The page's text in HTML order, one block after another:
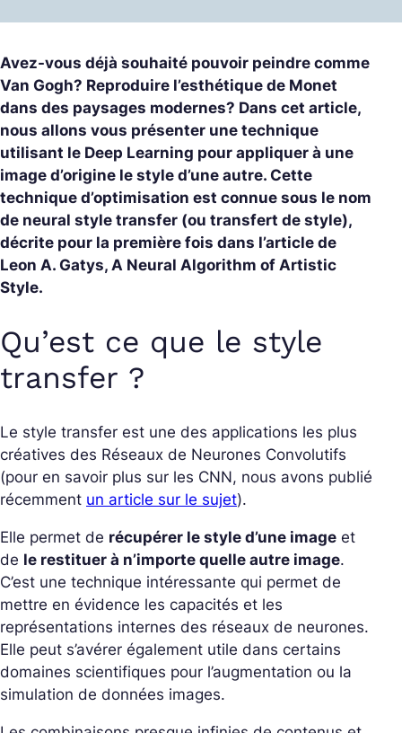
Avez-vous déjà souhaité pouvoir peindre comme
Van Gogh? Reproduire l’esthétique de Monet
dans des paysages modernes? Dans cet article,
nous allons vous présenter une technique
utilisant le Deep Learning pour appliquer à une
image d’origine le style d’une autre. Cette
technique d’optimisation est connue sous le nom
de neural style transfer (ou transfert de style),
décrite pour la première fois dans l’article de
Leon A. Gatys, A Neural Algorithm of Artistic
Style.
Qu’est ce que le style
transfer ?
Le style transfer est une des applications les plus
créatives des Réseaux de Neurones Convolutifs
(pour en savoir plus sur les CNN, nous avons publié
récemment un article sur le sujet).
Elle permet de récupérer le style d’une image et
de le restituer à n’importe quelle autre image.
C’est une technique intéressante qui permet de
mettre en évidence les capacités et les
représentations internes des réseaux de neurones.
Elle peut s’avérer également utile dans certains
domaines scientifiques pour l’augmentation ou la
simulation de données images.